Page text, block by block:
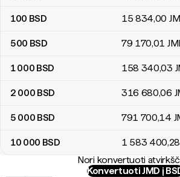
100 BSD 15 834,00
500 BSD 79 170,01
1 000 BSD 158 340,03
2 000 BSD 316 680,06
5 000 BSD 791 700,14
10 000 BSD 1 583 400,28
Nori konvertuoti
Konvertuoti JMD į